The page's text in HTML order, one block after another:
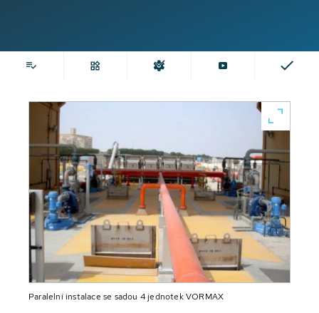
Paralelní instalace se sadou 4 jednotek VORMAX